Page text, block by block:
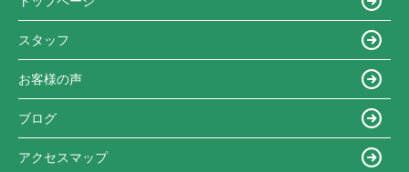
スタッフ
お客様の声
ブログ
アクセスマップ